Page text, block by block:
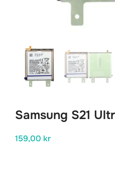
Samsung S21
159,00 kr